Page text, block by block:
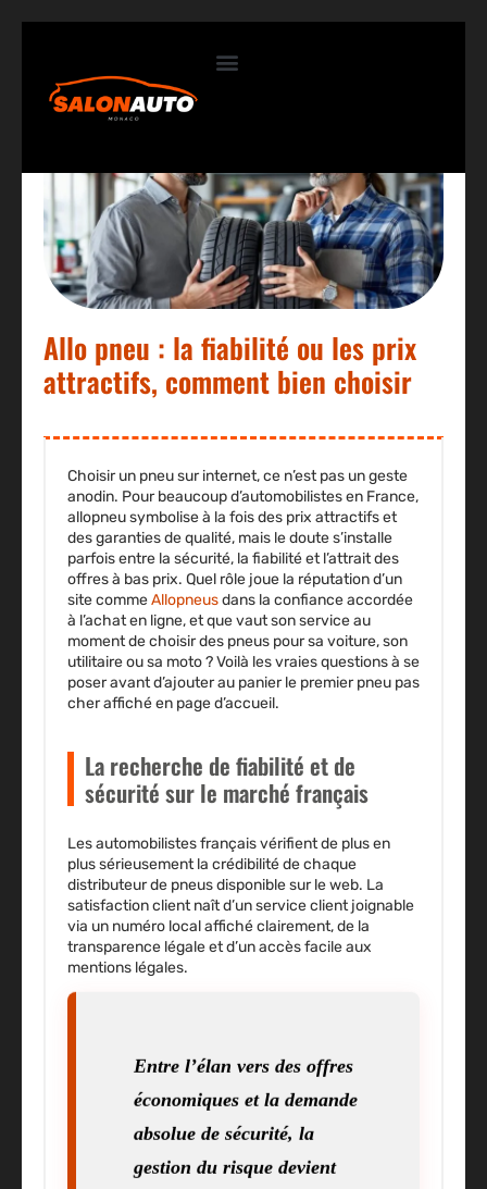
Allo pneu : la fiabilité ou les prix
attractifs, comment bien choisir
Choisir un pneu sur internet, ce n’est pas un geste
anodin. Pour beaucoup d’automobilistes en France,
allopneu symbolise à la fois des prix attractifs et
des garanties de qualité, mais le doute s’installe
parfois entre la sécurité, la fiabilité et l’attrait des
offres à bas prix. Quel rôle joue la réputation d’un
sitecommeAllopneusdans la confiance accordée
à l’achat en ligne, et que vaut son service au
moment de choisir des pneus pour sa voiture, son
utilitaire ou sa moto ? Voilà les vraies questions à se
poser avant d’ajouter au panier le premier pneu pas
cher affiché en page d’accueil.
La recherche de fiabilité et de
sécurité sur le marché français
Les automobilistes françaisvérifient de plus en
plus sérieusementla crédibilité de chaque
distributeur de pneus disponible sur le web. La
satisfaction client naît d’un service client joignable
via un numéro local affiché clairement, de la
transparence légale et d’un accès facile aux
mentions légales.
Entre l’élan vers des offres
économiques et la demande
absolue de sécurité, la
gestion du risque devient